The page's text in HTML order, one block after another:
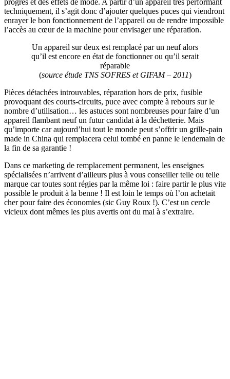
progrès et des effets de mode. A partir d’un appareil très performant
techniquement, il s’agit donc d’ajouter quelques puces qui viendront
enrayer le bon fonctionnement de l’appareil ou de rendre impossible
l’accès au cœur de la machine pour envisager une réparation.
Un appareil sur deux est remplacé par un neuf alors
qu’il est encore en état de fonctionner ou qu’il serait
réparable
(source étude TNS SOFRES et GIFAM – 2011)
Pièces détachées introuvables, réparation hors de prix, fusible
provoquant des courts-circuits, puce avec compte à rebours sur le
nombre d’utilisation… les astuces sont nombreuses pour faire d’un
appareil flambant neuf un futur candidat à la déchetterie. Mais
qu’importe car aujourd’hui tout le monde peut s’offrir un grille-pain
made in China qui remplacera celui tombé en panne le lendemain de
la fin de sa garantie !
Dans ce marketing de remplacement permanent, les enseignes
spécialisées n’arrivent d’ailleurs plus à vous conseiller telle ou telle
marque car toutes sont régies par la même loi : faire partir le plus vite
possible le produit à la benne ! Il est loin le temps où l’on achetait
cher pour faire des économies (sic Guy Roux !). C’est un cercle
vicieux dont mêmes les plus avertis ont du mal à s’extraire.